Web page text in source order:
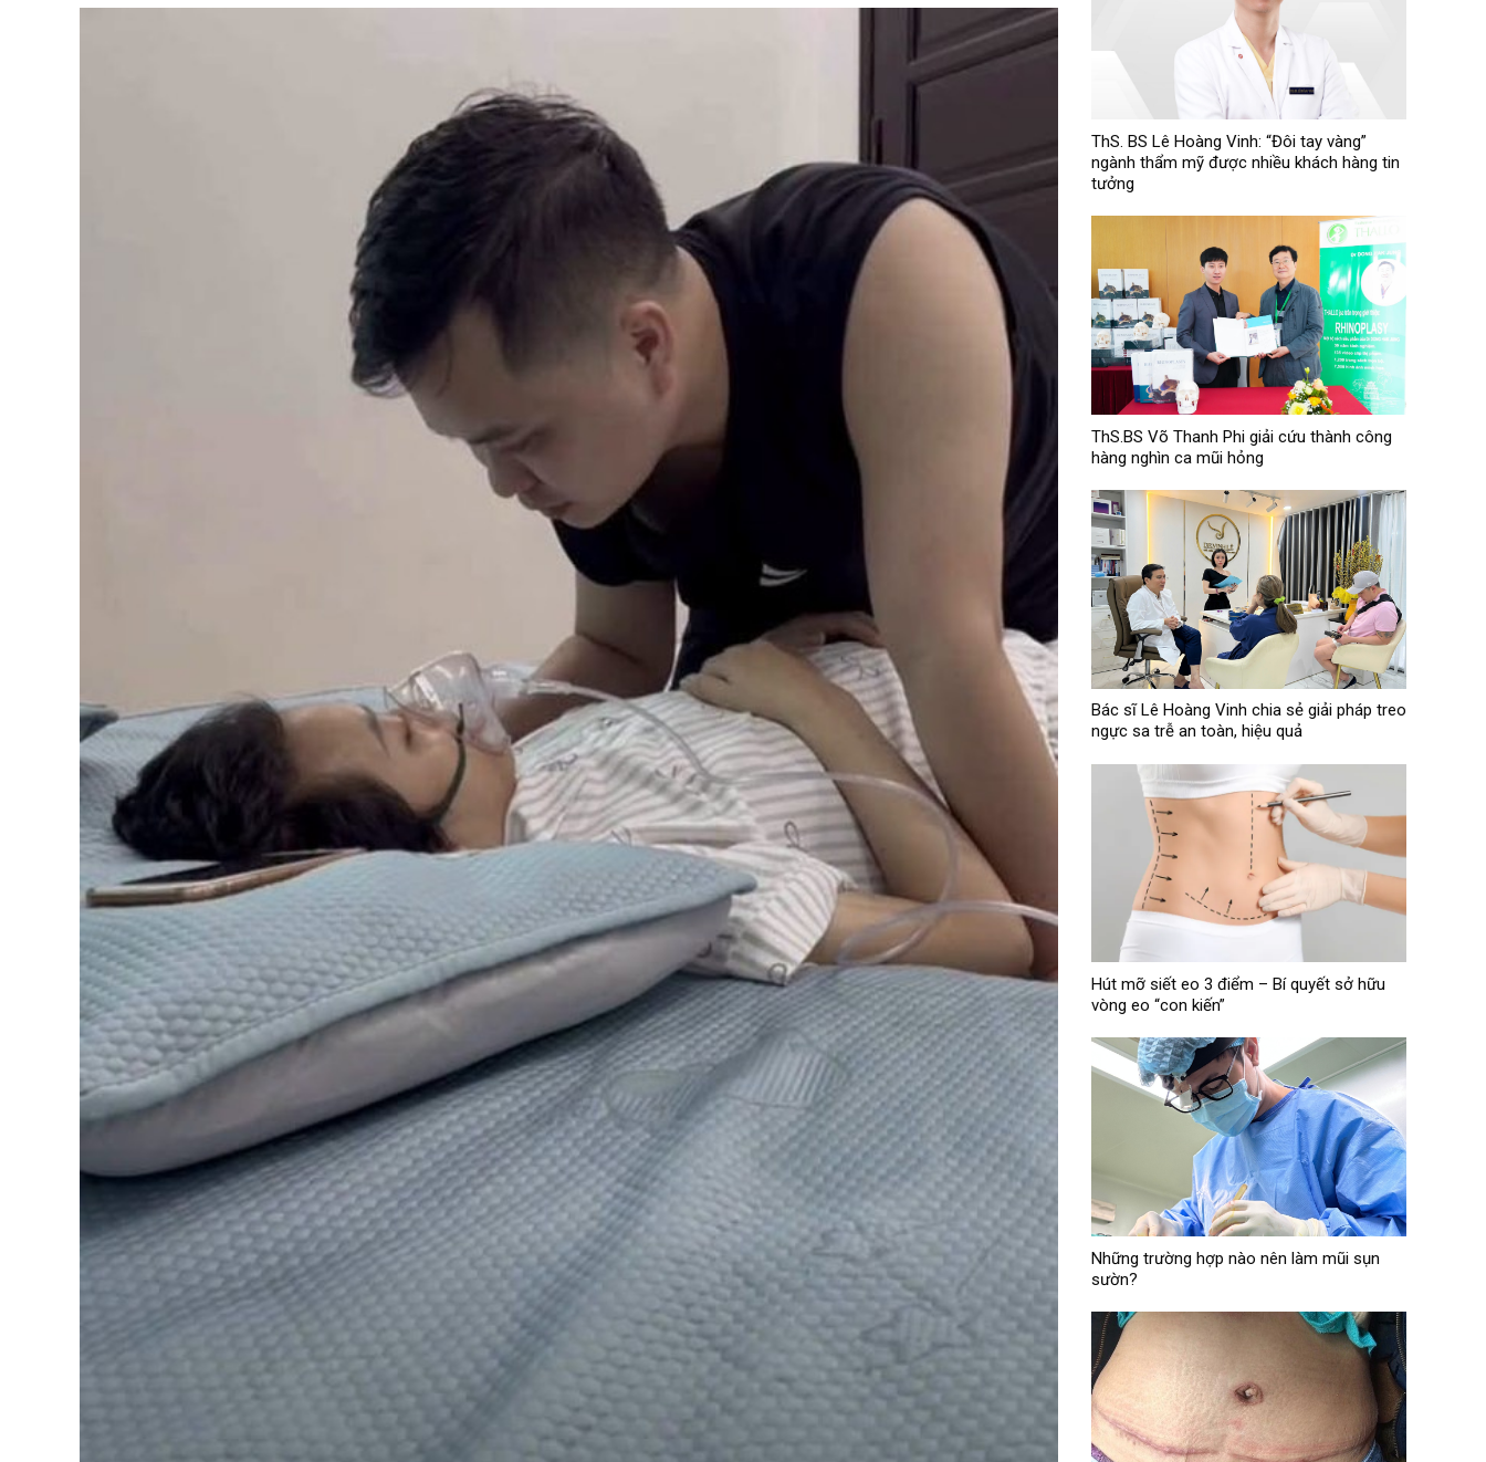
ThS. BS Lê Hoàng Vinh: “Đôi tay vàng”
ngành thẩm mỹ được nhiều khách hàng tin
tưởng
ThS.BS Võ Thanh Phi giải cứu thành công
hàng nghìn ca mũi hỏng
Bác sĩ Lê Hoàng Vinh chia sẻ giải pháp treo
ngực sa trễ an toàn, hiệu quả
Hút mỡ siết eo 3 điểm – Bí quyết sở hữu
vòng eo “con kiến”
Những trường hợp nào nên làm mũi sụn
sườn?